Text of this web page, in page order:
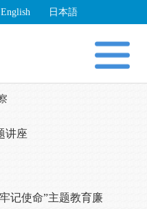
English 日本語
讲座
记使命”主题教育廉